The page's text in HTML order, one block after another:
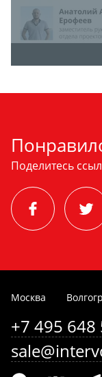
Поделитесь
Москва
+7 495 648